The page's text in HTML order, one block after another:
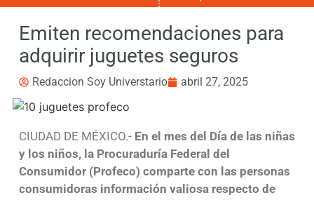
Emiten recomendaciones para
adquirir juguetes seguros
Redaccion Soy Universtario abril 27, 2025
CIUDAD DE MÉXICO.- En el mes del Día de las niñas
y los niños, la Procuraduría Federal del
Consumidor (Profeco) comparte con las personas
consumidoras información valiosa respecto de